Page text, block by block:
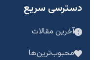
دسترسی سریع
آخرین مقالات
محبوب‌ترین‌ها